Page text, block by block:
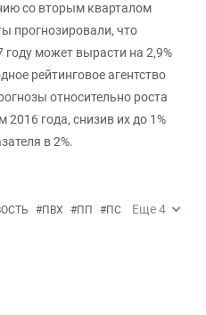
со вторым кварталом
прогнозировали, что
может вырасти на 2,9%
рейтинговое агентство
относительно роста
года, снизив их до 1%
в 2%.
#ПВХ #ПП #ПС Еще4